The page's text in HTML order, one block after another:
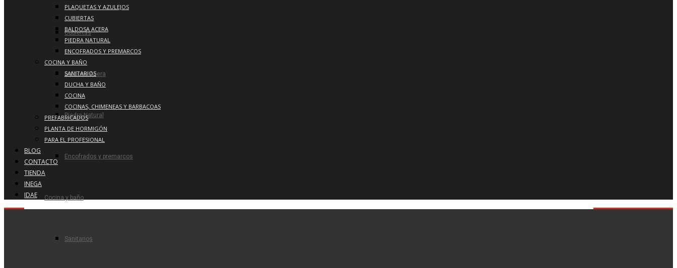
Cubiertas
Baldosa Acera
Piedra Natural
Encofrados y premarcos
Cocina y baño
Sanitarios
PLAQUETAS Y AZULEJOS
CUBIERTAS
BALDOSA ACERA
PIEDRA NATURAL
ENCOFRADOS Y PREMARCOS
COCINA Y BAÑO
SANITARIOS
DUCHA Y BAÑO
COCINA
COCINAS, CHIMENEAS Y BARBACOAS
PREFABRICADOS
PLANTA DE HORMIGÓN
PARA EL PROFESIONAL
BLOG
CONTACTO
TIENDA
INEGA
IDAE